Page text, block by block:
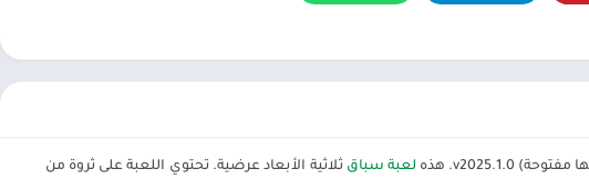
لعبة سباق ثلاثية الأبعاد عرضية. تحتوي اللعبة على ثروة من